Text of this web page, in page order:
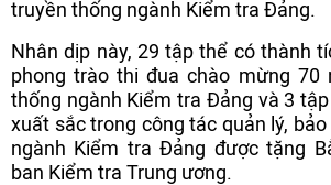
truyền thống ngành Kiểm tra Đảng.
Nhân dịp này, 29 tập thể có thành
phong trào thi đua chào mừng 70
thống ngành Kiểm tra Đảng và 3
xuất sắc trong công tác quản lý,
ngành Kiểm tra Đảng được tặng
ban Kiểm tra Trung ương.